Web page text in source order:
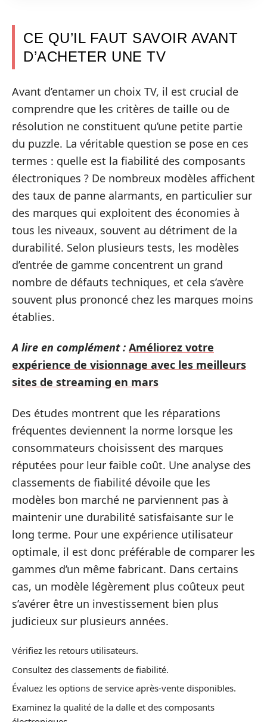
CE QU’IL FAUT SAVOIR AVANT
D’ACHETER UNE TV
Avant d’entamer un choix TV, il est crucial de
comprendre que les critères de taille ou de
résolution ne constituent qu’une petite partie
du puzzle. La véritable question se pose en ces
termes : quelle est la fiabilité des composants
électroniques ? De nombreux modèles affichent
des taux de panne alarmants, en particulier sur
des marques qui exploitent des économies à
tous les niveaux, souvent au détriment de la
durabilité. Selon plusieurs tests, les modèles
d’entrée de gamme concentrent un grand
nombre de défauts techniques, et cela s’avère
souvent plus prononcé chez les marques moins
établies.
A lire en complément : Améliorez votre
expérience de visionnage avec les meilleurs
sites de streaming en mars
Des études montrent que les réparations
fréquentes deviennent la norme lorsque les
consommateurs choisissent des marques
réputées pour leur faible coût. Une analyse des
classements de fiabilité dévoile que les
modèles bon marché ne parviennent pas à
maintenir une durabilité satisfaisante sur le
long terme. Pour une expérience utilisateur
optimale, il est donc préférable de comparer les
gammes d’un même fabricant. Dans certains
cas, un modèle légèrement plus coûteux peut
s’avérer être un investissement bien plus
judicieux sur plusieurs années.
Vérifiez les retours utilisateurs.
Consultez des classements de fiabilité.
Évaluez les options de service après-vente disponibles.
Examinez la qualité de la dalle et des composants